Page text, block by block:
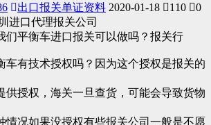
出口报关单证资料 2020-01-18 110
0
进口代理报关公司
们平衡车进口报关可以做吗？报关行
车有技术授权吗？因为这个授权是报关的
供授权，海关一旦查货，可能会导致货物
情况如果没授权有些报关公司一般是不愿